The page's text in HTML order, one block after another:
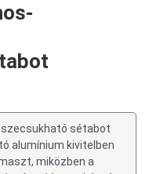
sétabot
alumínium kivitelben
miközben a